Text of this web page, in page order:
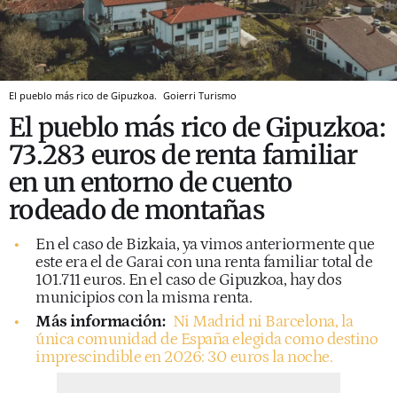
El pueblo más rico de Gipuzkoa. Goierri Turismo
El pueblo más rico de Gipuzkoa:
73.283 euros de renta familiar
en un entorno de cuento
rodeado de montañas
En el caso de Bizkaia, ya vimos anteriormente que
este era el de Garai con una renta familiar total de
101.711 euros. En el caso de Gipuzkoa, hay dos
municipios con la misma renta.
Más información: Ni Madrid ni Barcelona, la
única comunidad de España elegida como destino
imprescindible en 2026: 30 euros la noche.